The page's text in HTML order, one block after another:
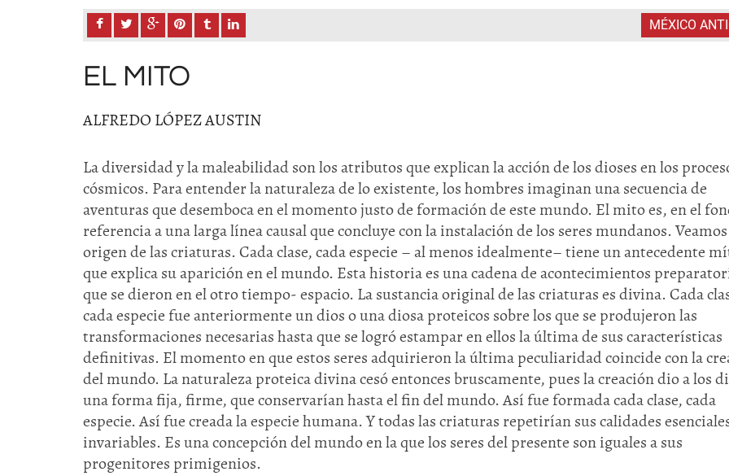
MÉXICO
EL MITO
ALFREDO LÓPEZ AUSTIN
La diversidad y la maleabilidad son los atributos que explican la acción de los dioses en los
cósmicos. Para entender la naturaleza de lo existente, los hombres imaginan una secuencia de
aventuras que desemboca en el momento justo de formación de este mundo. El mito es, en el
referencia a una larga línea causal que concluye con la instalación de los seres mundanos.
origen de las criaturas. Cada clase, cada especie – al menos idealmente– tiene un antecedente
que explica su aparición en el mundo. Esta historia es una cadena de acontecimientos
que se dieron en el otro tiempo- espacio. La sustancia original de las criaturas es divina. Cada
cada especie fue anteriormente un dios o una diosa proteicos sobre los que se produjeron las
transformaciones necesarias hasta que se logró estampar en ellos la última de sus características
definitivas. El momento en que estos seres adquirieron la última peculiaridad coincide con la
del mundo. La naturaleza proteica divina cesó entonces bruscamente, pues la creación dio a los
una forma fija, firme, que conservarían hasta el fin del mundo. Así fue formada cada clase, cada
especie. Así fue creada la especie humana. Y todas las criaturas repetirían sus calidades
invariables. Es una concepción del mundo en la que los seres del presente son iguales a sus
progenitores primigenios.